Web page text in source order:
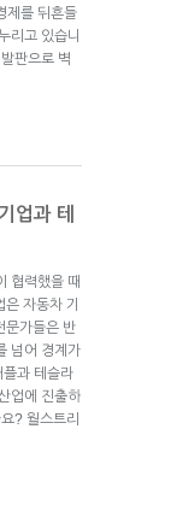
제를 뒤흔들
리고 있습니
판으로 벽
업과 테
협력했을 때
자동차 기
문가들은 반
넘어 경계가
과 테슬라
업에 진출하
? 월스트리